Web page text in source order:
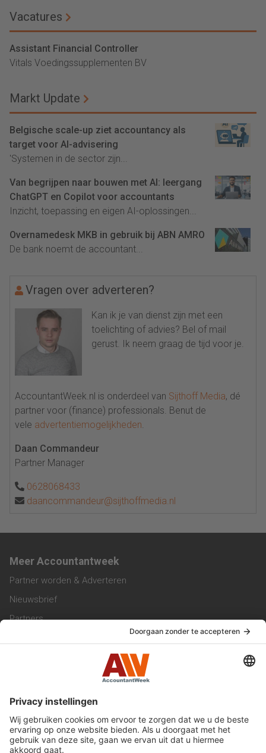
Vacatures
Assistant Financial Controller
Vitals Voedingssupplementen BV
Markt Update
Belgische scale-up ziet accountancy als
target voor AI-advisering
'Systemen in de sector zijn...
Van begrijpen naar bouwen met AI: leergang
ChatGPT en Copilot voor accountants
Inzicht, toepassing en eigen AI-oplossingen...
Overnamedesk MKB in gebruik bij ABN AMRO
De bank noemt de accountant...
Vragen over adverteren?
Kan ik je van dienst zijn met een
toelichting of advies? Bel of mail
gerust. Ik neem graag de tijd voor je.
AccountantWeek.nl is onderdeel van Sijthoff Media, dé
partner voor (finance) professionals. Benut de
vele advertentiemogelijkheden.
Daan Commandeur
Partner Manager
0628068433
daancommandeur@sijthoffmedia.nl
Meer Accountantweek
Partner worden & Adverteren
Nieuwsbrief
Partners
Werken bij ons
Privacy Statement